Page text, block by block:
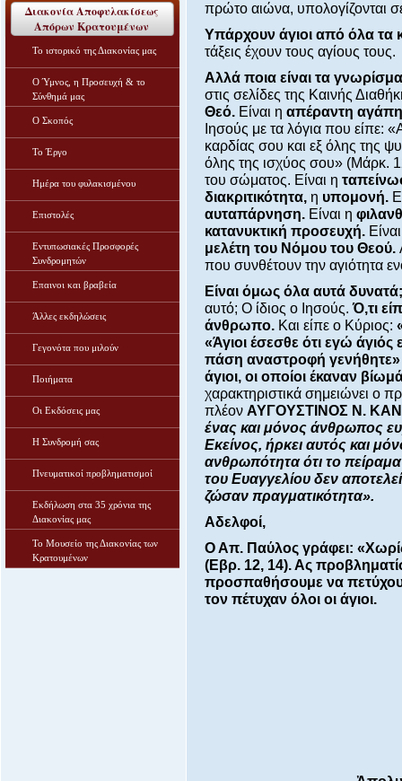
Διακονία Αποφυλακίσεως
Απόρων Κρατουμένων
Το ιστορικό της Διακονίας μας
Ο Ύμνος, η Προσευχή & το
Σύνθημά μας
Ο Σκοπός
Το Έργο
Ημέρα του φυλακισμένου
Επιστολές
Εντυπωσιακές Προσφορές
Συνδρομητών
Επαινοι και βραβεία
Άλλες εκδηλώσεις
Γεγονότα που μιλούν
Ποιήματα
Οι Εκδόσεις μας
Η Συνδρομή σας
Πνευματικοί προβληματισμοί
Εκδήλωση στα 35 χρόνια της
Διακονίας μας
Το Μουσείο της Διακονίας των
Κρατουμένων
πρώτο αιώνα, υπολογίζονται
Υπάρχουν άγιοι από όλα τα
τάξεις έχουν τους αγίους τους.
Αλλά ποια είναι τα
στις σελίδες της Καινής
Θεό. Είναι η απέραντη αγάπη
Ιησούς με τα λόγια που είπε:
καρδίας σου και εξ όλης της
όλης της ισχύος σου» (Μάρκ.
του σώματος. Είναι η
διακριτικότητα, η υπομονή.
αυταπάρνηση. Είναι η
κατανυκτική προσευχή.
μελέτη του Νόμου του Θεού.
που συνθέτουν την αγιότητα
Είναι όμως όλα αυτά δυνατά;
αυτό; Ο ίδιος ο Ιησούς.Ό,τι
άνθρωπο. Και είπε ο Κύριος:
«Άγιοι έσεσθε ότι εγώ άγιός
πάση αναστροφή
άγιοι, οι οποίοι έκαναν
χαρακτηριστικά σημειώνει ο
πλέον ΑΥΓΟΥΣΤΙΝΟΣ Ν.
ένας και μόνος άνθρωπος
Εκείνος, ήρκει αυτός και
ανθρωπότητα ότι το πείραμα
του Ευαγγελίου δεν
ζώσαν πραγματικότητα».
Αδελφοί,
Ο Απ. Παύλος γράφει:
(Εβρ. 12, 14). Ας
προσπαθήσουμε να
τον πέτυχαν όλοι οι άγιοι.